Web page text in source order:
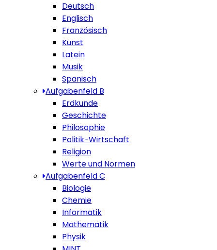
Deutsch
Englisch
Französisch
Kunst
Latein
Musik
Spanisch
Aufgabenfeld B
Erdkunde
Geschichte
Philosophie
Politik-Wirtschaft
Religion
Werte und Normen
Aufgabenfeld C
Biologie
Chemie
Informatik
Mathematik
Physik